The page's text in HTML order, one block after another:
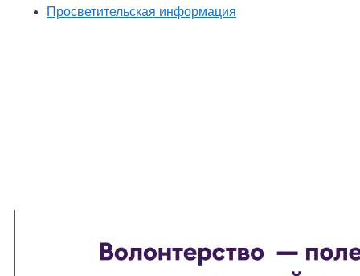
Просветительская информация